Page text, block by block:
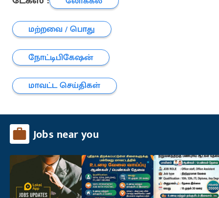
மற்றவை / பொது
நோட்டிபிகேஷன்
மாவட்ட செய்திகள்
Jobs near you